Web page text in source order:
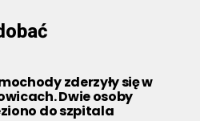
zderzyły się w
Dwie osoby
do szpitala